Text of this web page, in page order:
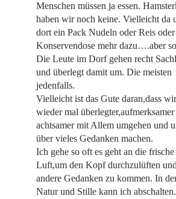
Menschen müssen ja essen.
haben wir noch keine. Vielleicht da
dort ein Pack Nudeln oder Reis
Konservendose mehr dazu….aber
Die Leute im Dorf gehen recht
und überlegt damit um. Die meisten
jedenfalls.
Vielleicht ist das Gute daran,dass wir
wieder mal überlegter,aufmerksamer
achtsamer mit Allem umgehen und
über vieles Gedanken machen.
Ich gehe so oft es geht an die frische
Luft,um den Kopf durchzulüften
andere Gedanken zu kommen. In
Natur und Stille kann ich abschalten.